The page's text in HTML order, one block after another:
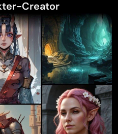
Creator